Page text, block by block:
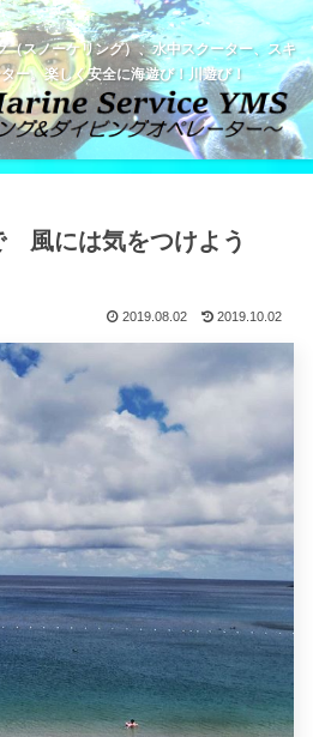
（スノーケリング）、水中スクーター、スキ
ー。楽しく安全に海遊び！川遊び！
風には気をつけよう
2019.08.02 2019.10.02